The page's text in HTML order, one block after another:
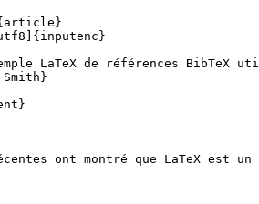
article }
]{ inputenc }
LaTeX de références
}
ont montré que LaTeX est